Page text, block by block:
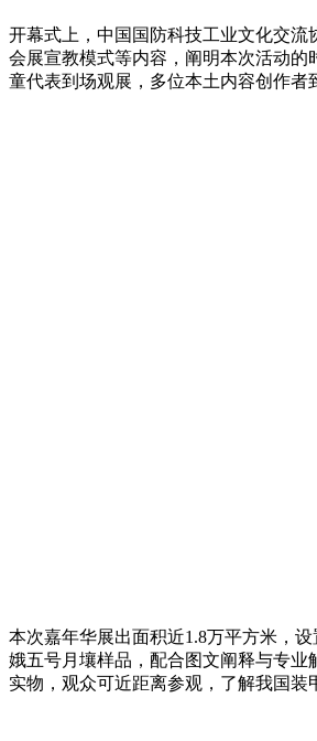
开幕式上，中国国防科技工业文化交
会展宣教模式等内容，阐明本次活动
童代表到场观展，多位本土内容创作者
本次嘉年华展出面积近1.8万平方米，
娥五号月壤样品，配合图文阐释与专
实物，观众可近距离参观，了解我国装